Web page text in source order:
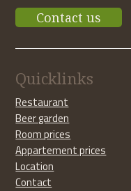
Contact us
Quicklinks
Restaurant
Beer garden
Room prices
Appartement prices
Location
Contact